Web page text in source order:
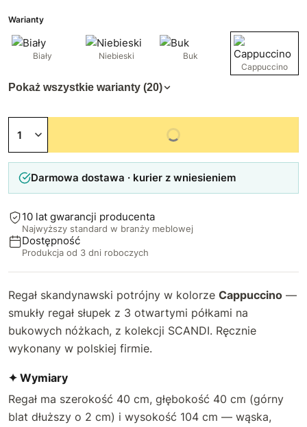
Warianty
Biały Niebieski
Buk
Cappuccino
Pokaż wszystkie warianty (20)
Niedostępny
Darmowa dostawa · kurier z wniesieniem
10 lat gwarancji producenta
Najwyższy standard w branży meblowej
Dostępność
Produkcja od 3 dni roboczych
Regał skandynawski potrójny w kolorze Cappuccino —
smukły regał słupek z 3 otwartymi półkami na
bukowych nóżkach, z kolekcji SCANDI. Ręcznie
wykonany w polskiej firmie.
✦ Wymiary
Regał ma szerokość 40 cm, głębokość 40 cm (górny
blat dłuższy o 2 cm) i wysokość 104 cm — wąska,